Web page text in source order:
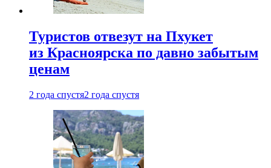
Туристов отвезут на Пхукет
из Красноярска по давно забытым
ценам
2 года спустя2 года спустя